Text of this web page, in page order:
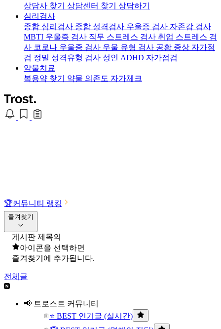
상담사 찾기 상담센터 찾기 상담하기
심리검사
종합 심리검사 종합 성격검사 우울증 검사 자존감 검사
MBTI 우울증 검사 직무 스트레스 검사 취업 스트레스 검
사 코로나 우울증 검사 우울 유형 검사 공황 증상 자가점
검 정밀 성격유형 검사 성인 ADHD 자가점검
약물치료
복용약 찾기 약물 의존도 자가체크
🏆커뮤니티 랭킹
즐겨찾기
게시판 제목의
아이콘을 선택하면
즐겨찾기에 추가됩니다.
전체글
📢 트로스트 커뮤니티
⭐ BEST 인기글 (실시간)